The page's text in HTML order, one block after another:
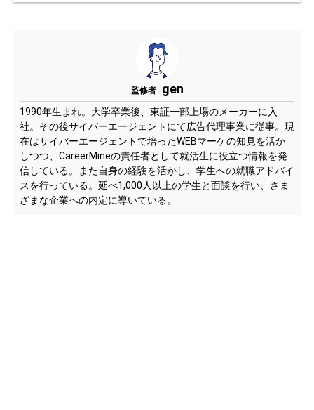
監修者 gen
1990年生まれ。大学卒業後、東証一部上場のメーカーに入
社。その後サイバーエージェントにて広告代理事業に従事。現
在はサイバーエージェントで培ったWEBマーケの知見を活か
しつつ、CareerMineの責任者として就活生に役立つ情報を発
信している。また自身の経験を活かし、学生への就職アドバイ
スを行っている。延べ1,000人以上の学生と面談を行い、さま
ざまな企業への内定に導いている。